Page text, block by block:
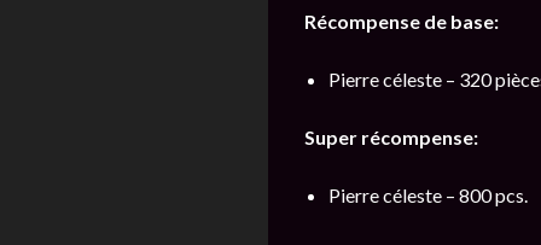
Récompense de base:
Pierre céleste – 320
Super récompense:
Pierre céleste – 800 pcs.